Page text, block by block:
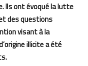
Ils ont évoqué la lutte
des questions
visant à la
illicite a été